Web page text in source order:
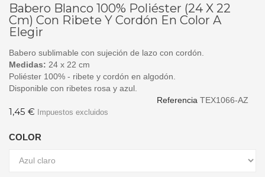
Babero Blanco 100% Poliéster (24 X 22
Cm) Con Ribete Y Cordón En Color A
Elegir
Babero sublimable con sujeción de lazo con cordón.
Medidas: 24 x 22 cm
Poliéster 100% - ribete y cordón en algodón.
Disponible con ribetes rosa y azul.
Referencia TEX1066-AZ
1,45 € Impuestos excluidos
COLOR